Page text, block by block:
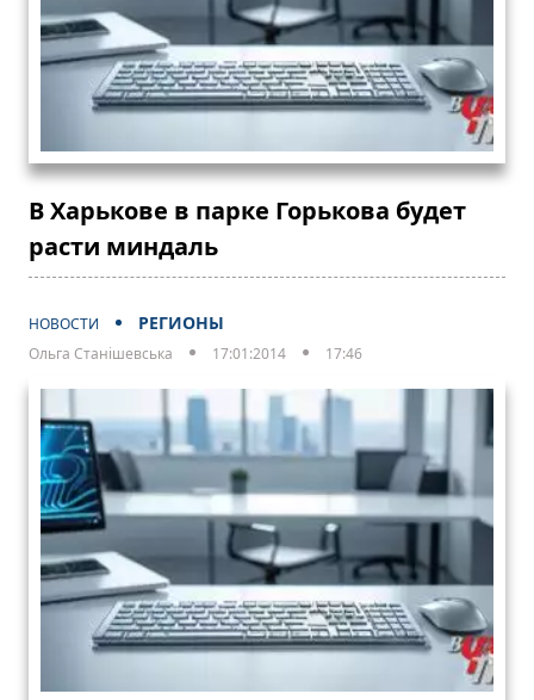
В Харькове в парке Горькова будет
расти миндаль
НОВОСТИ РЕГИОНЫ
Ольга Станішевська 17:01:2014 17:46